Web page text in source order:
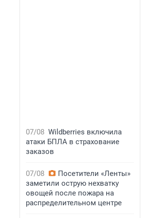
07/08 Wildberries включила
атаки БПЛА в страхование
заказов
07/08
Посетители «Ленты»
заметили острую нехватку
овощей после пожара на
распределительном центре